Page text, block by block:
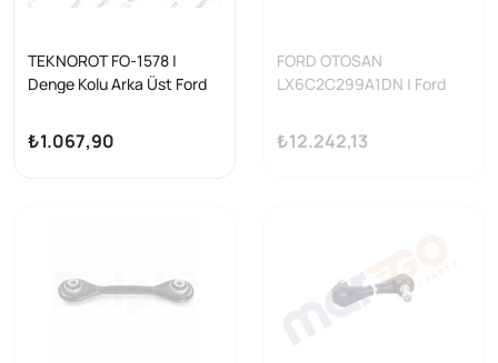
TEKNOROT FO-1578 |
Denge Kolu Arka Üst Ford
₺1.067,90
FORD OTOSAN
LX6C2C299A1DN | Ford
Arka Porya Komple
₺12.242,13